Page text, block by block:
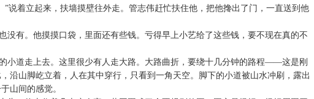
”说着立起来，扶墙摸壁往外走。管志伟赶忙扶住他，把他搀出了门，一直送到他
没有。他摸摸口袋，里面还有些钱。亏得早上小艺给了这些钱，要不现在真的不
小道走上去。这里很少有人走大路。大路曲折，要绕十几分钟的路程——这是刚
沿山脚屹立着，人在其中穿行，只看到一角天空。脚下的小道被山水冲刷，露出
山间的感觉。